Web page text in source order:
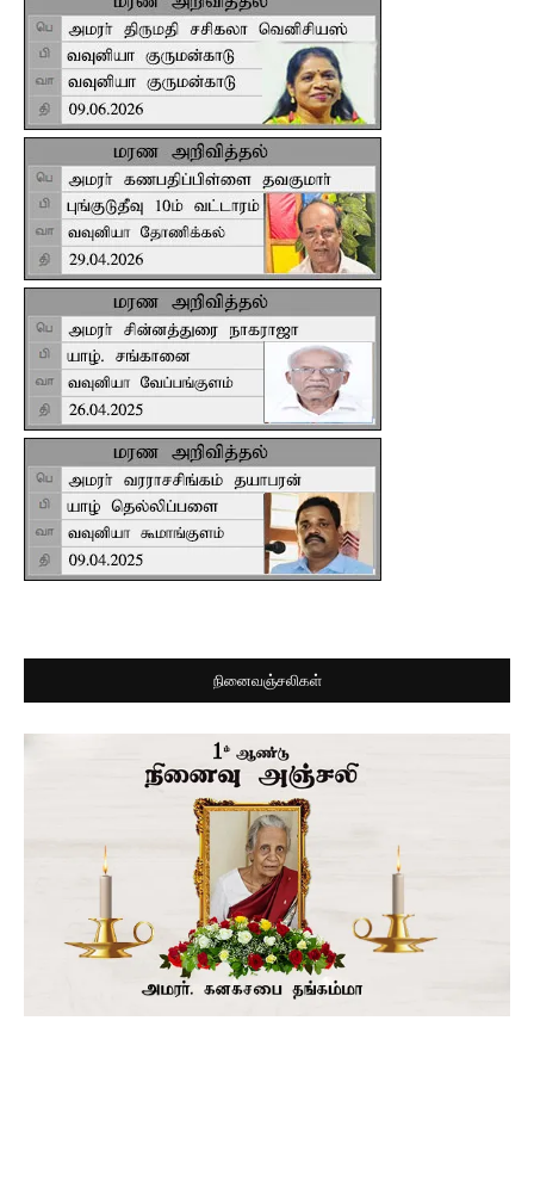
நினைவஞ்சலிகள்